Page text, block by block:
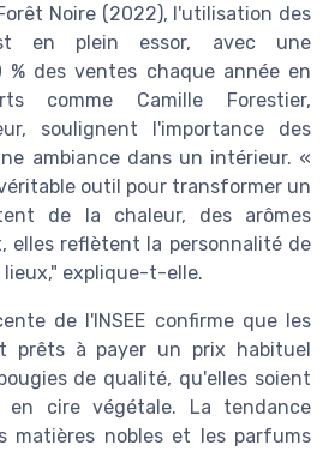
Noire (2022), l'utilisation des
en plein essor, avec une
des ventes chaque année en
comme Camille Forestier,
soulignent l'importance des
ambiance dans un intérieur. «
outil pour transformer un
de la chaleur, des arômes
elles reflètent la personnalité de
explique-t-elle.
de l'INSEE confirme que les
prêts à payer un prix habituel
de qualité, qu'elles soient
cire végétale. La tendance
matières nobles et les parfums